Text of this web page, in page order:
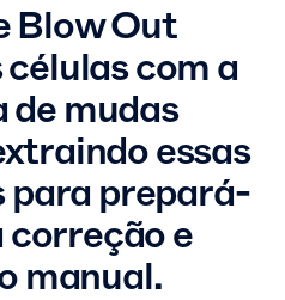
Blow Out
com a
de mudas
essas
para prepará-
correção e
manual.